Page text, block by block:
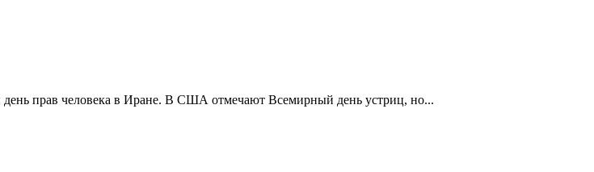
день прав человека в Иране. В США отмечают Всемирный день устриц, но...